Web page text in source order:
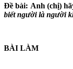
Đề bài: Anh (chị)
biết người là người
BÀI LÀM